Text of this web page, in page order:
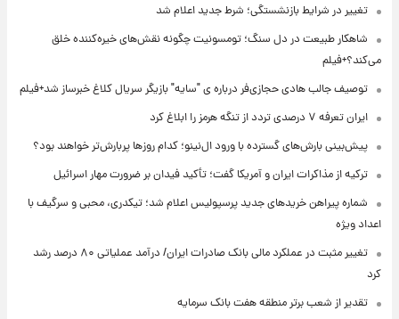
تغییر در شرایط بازنشستگی؛ شرط جدید اعلام شد
شاهکار طبیعت در دل سنگ؛ تومسونیت چگونه نقش‌های خیره‌کننده خلق
می‌کند؟+فیلم
توصیف جالب هادی حجازی‌فر درباره ی "سایه" بازیگر سریال کلاغ خبرساز شد+فیلم
ایران تعرفه ۷ درصدی تردد از تنگه هرمز را ابلاغ کرد
پیش‌بینی بارش‌های گسترده با ورود ال‌نینو؛ کدام روزها پربارش‌تر خواهند بود؟
ترکیه از مذاکرات ایران و آمریکا گفت؛ تأکید فیدان بر ضرورت مهار اسرائیل
شماره پیراهن خریدهای جدید پرسپولیس اعلام شد؛ تیکدری، محبی و سرگیف با
اعداد ویژه
تغییر مثبت در عملکرد مالی بانک صادرات ایران/ درآمد عملیاتی ۸۰ درصد رشد
کرد
تقدیر از شعب برتر منطقه هفت بانک سرمایه